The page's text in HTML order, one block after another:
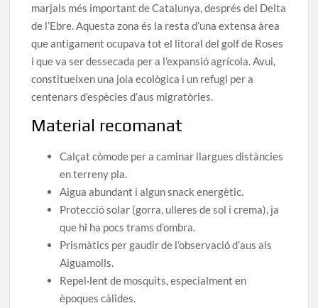
marjals més important de Catalunya, després del Delta
de l’Ebre. Aquesta zona és la resta d’una extensa àrea
que antigament ocupava tot el litoral del golf de Roses
i que va ser dessecada per a l’expansió agrícola. Avui,
constitueixen una joia ecològica i un refugi per a
centenars d’espècies d’aus migratòries.
Material recomanat
Calçat còmode per a caminar llargues distàncies
en terreny pla.
Aigua abundant i algun snack energètic.
Protecció solar (gorra, ulleres de sol i crema), ja
que hi ha pocs trams d’ombra.
Prismàtics per gaudir de l’observació d’aus als
Aiguamolls.
Repel·lent de mosquits, especialment en
èpoques càlides.